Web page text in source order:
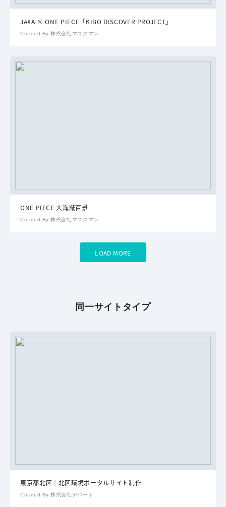
JAXA × ONE PIECE「KIBO DISCOVER PROJECT」
Created By 株式会社マスクマン
ONE PIECE 大海賊百景
Created By 株式会社マスクマン
LOAD MORE
同一サイトタイプ
東京都北区｜北区環境ポータルサイト制作
Created By 株式会社デパート